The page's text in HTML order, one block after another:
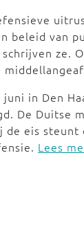
beleid van
ze.
in Den
De Duitse
de eis
Lees